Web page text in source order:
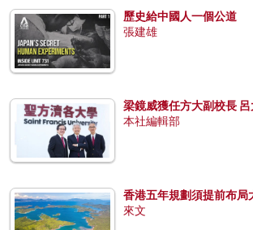
歷史給中國人一個公道
張建雄
梁鏡威獲任方大副校長
本社編輯部
香港五年規劃須提前布局
來文